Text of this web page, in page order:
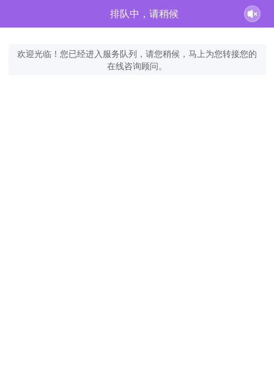
排队中，请稍候
欢迎光临！您已经进入服务队列，请您稍候，马上为您转接您的
在线咨询顾问。